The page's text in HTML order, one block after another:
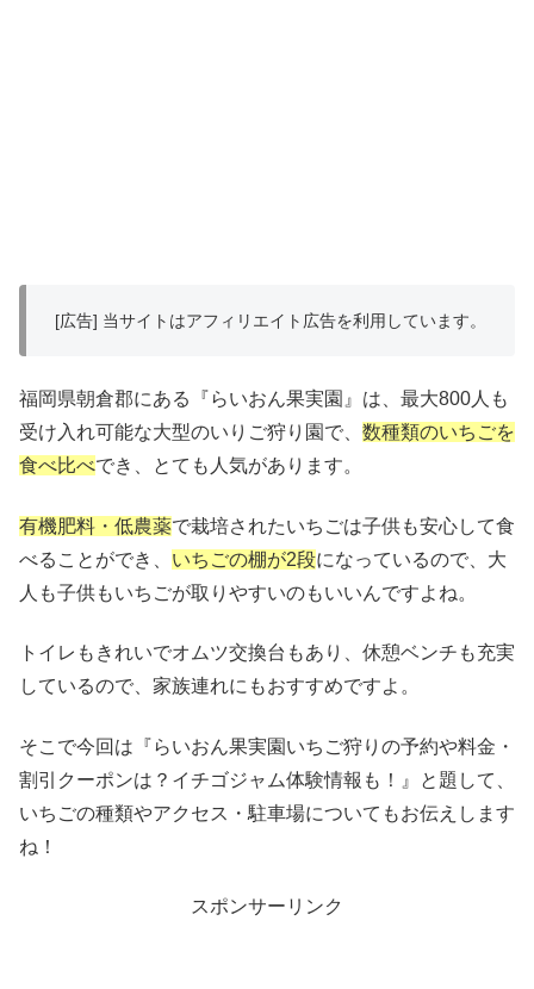
[広告] 当サイトはアフィリエイト広告を利用しています。
福岡県朝倉郡にある『らいおん果実園』は、最大800人も
受け入れ可能な大型のいりご狩り園で、 数種類のいちごを
食べ比べでき、とても人気があります。
有機肥料・低農薬で栽培されたいちごは子供も安心して食
べることができ、 いちごの棚が2段になっているので、大
人も子供もいちごが取りやすいのもいいんですよね。
トイレもきれいでオムツ交換台もあり、休憩ベンチも充実
しているので、家族連れにもおすすめですよ。
そこで今回は『らいおん果実園いちご狩りの予約や料金・
割引クーポンは？イチゴジャム体験情報も！』と題して、
いちごの種類やアクセス・駐車場についてもお伝えします
ね！
スポンサーリンク